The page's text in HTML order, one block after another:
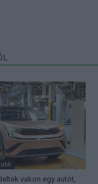
vakon egy autót,